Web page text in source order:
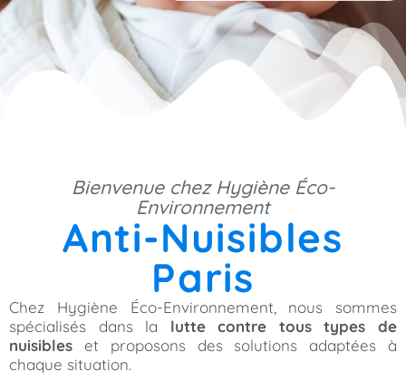
Bienvenue chez Hygiène Éco-
Environnement
Anti-Nuisibles
Paris
Chez Hygiène Éco-Environnement, nous sommes
spécialisés dans la lutte contre tous types de
nuisibles et proposons des solutions adaptées à
chaque situation.